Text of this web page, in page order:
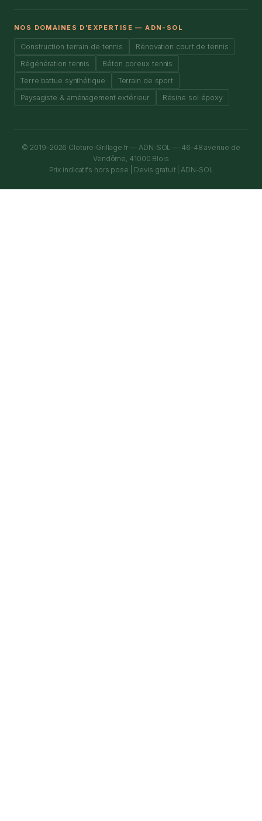
NOS DOMAINES D’EXPERTISE — ADN-SOL
Construction terrain de tennis
Rénovation court de tennis
Régénération tennis
Béton poreux tennis
Terre battue synthétique
Terrain de sport
Paysagiste & aménagement extérieur
Résine sol époxy
© 2019–2026 Cloture-Grillage.fr — ADN-SOL — 46-48 avenue de
Vendôme, 41000 Blois
Prix indicatifs hors pose | Devis gratuit | ADN-SOL